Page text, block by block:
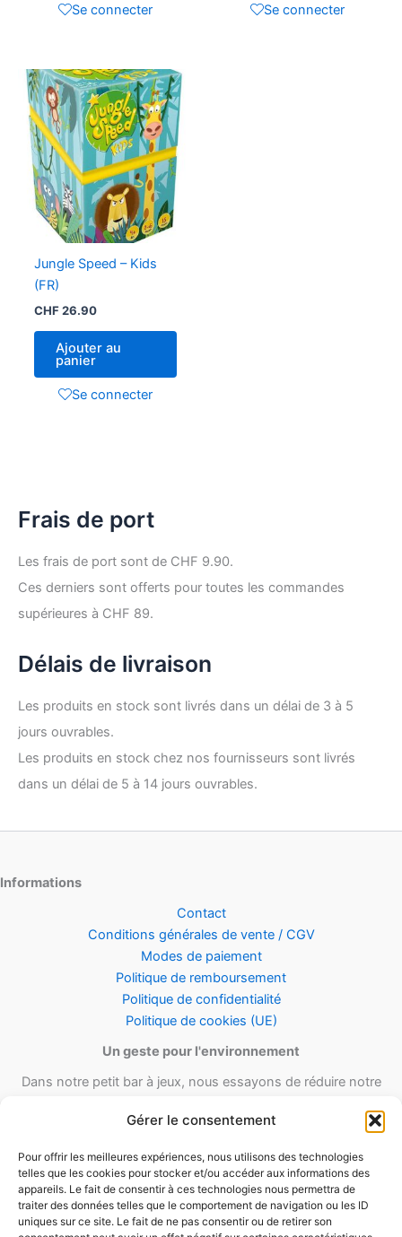
Gérer le consentement
Pour offrir les meilleures expériences, nous utilisons des technologies
telles que les cookies pour stocker et/ou accéder aux informations des
appareils. Le fait de consentir à ces technologies nous permettra de
traiter des données telles que le comportement de navigation ou les ID
uniques sur ce site. Le fait de ne pas consentir ou de retirer son
Se connecter Se connecter
Jungle Speed – Kids
(FR)
CHF26.90
Ajouter au
panier
Se connecter
Frais de port
Les frais de port sont de CHF 9.90.
Ces derniers sont offerts pour toutes les commandes
supérieures à CHF 89.
Délais de livraison
Les produits en stock sont livrés dans un délai de 3 à 5
jours ouvrables.
Les produits en stock chez nos fournisseurs sont livrés
dans un délai de 5 à 14 jours ouvrables.
Informations
Contact
Conditions générales de vente / CGV
Modes de paiement
Politique de remboursement
Politique de confidentialité
Politique de cookies (UE)
Un geste pour l'environnement
Dans notre petit bar à jeux, nous essayons de réduire notre
réutilisable ainsi qu’un minimum de matériel d’emballage lors de